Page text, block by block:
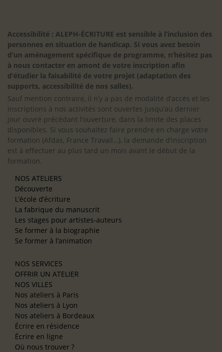
Accessibilité : ALEPH-ÉCRITURE est sensible à l’inclusion des
personnes en situation de handicap. Si vous avez besoin
d’un aménagement spécifique de programme, n’hésitez pas
à nous contacter en amont de votre inscription afin
d’étudier la faisabilité de votre projet (adaptation des
supports, accessibilité de nos salles).
Sauf mention contraire, il n’y a pas de modalité d’accès et les
inscriptions à nos activités sont ouvertes jusqu’au dernier
jour ouvré précédant l’ouverture, dans la limite des places
disponibles. Si vous souhaitez faire prendre en charge votre
formation (Afdas, France Travail…), la demande d’inscription
est à effectuer au plus tard un mois avant le début de la
formation.
NOS ATELIERS
Découverte
L’école d’écriture
La fabrique du manuscrit
Les stages pour artistes-auteurs
Se former à la biographie
Se former à l’animation
NOS SERVICES
OFFRIR UN ATELIER
NOS VILLES
Nos ateliers à Paris
Nos ateliers à Lyon
Nos ateliers à Bordeaux
Écrire en résidence
Écrire en ligne
Où nous trouver ?